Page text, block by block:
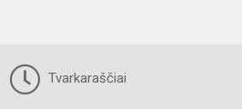
Tvarkaraščiai